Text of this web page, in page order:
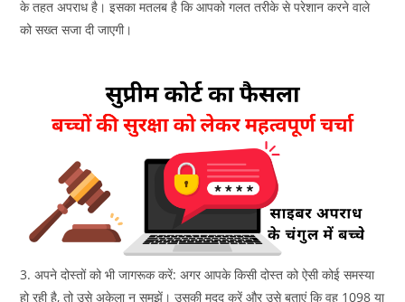
के तहत अपराध है। इसका मतलब है कि आपको गलत तरीके से परेशान करने वाले
को सख्त सजा दी जाएगी।
3. अपने दोस्तों को भी जागरूक करें: अगर आपके किसी दोस्त को ऐसी कोई समस्या
हो रही है, तो उसे अकेला न समझें। उसकी मदद करें और उसे बताएं कि वह 1098 या